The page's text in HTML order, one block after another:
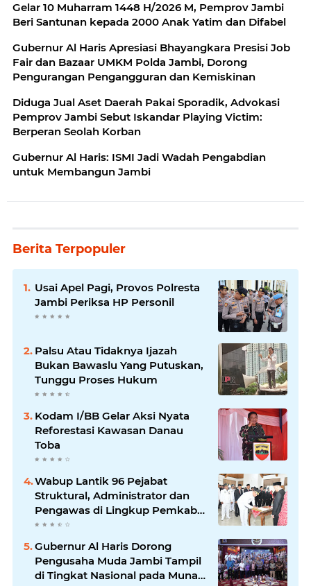
Gelar 10 Muharram 1448 H/2026 M, Pemprov Jambi
Beri Santunan kepada 2000 Anak Yatim dan Difabel
Gubernur Al Haris Apresiasi Bhayangkara Presisi Job
Fair dan Bazaar UMKM Polda Jambi, Dorong
Pengurangan Pengangguran dan Kemiskinan
Diduga Jual Aset Daerah Pakai Sporadik, Advokasi
Pemprov Jambi Sebut Iskandar Playing Victim:
Berperan Seolah Korban
Gubernur Al Haris: ISMI Jadi Wadah Pengabdian
untuk Membangun Jambi
Berita Terpopuler
Usai Apel Pagi, Provos Polresta
Jambi Periksa HP Personil
Palsu Atau Tidaknya Ijazah
Bukan Bawaslu Yang Putuskan,
Tunggu Proses Hukum
Kodam I/BB Gelar Aksi Nyata
Reforestasi Kawasan Danau
Toba
Wabup Lantik 96 Pejabat
Struktural, Administrator dan
Pengawas di Lingkup Pemkab
Tanjabtim
Gubernur Al Haris Dorong
Pengusaha Muda Jambi Tampil
di Tingkat Nasional pada Munas